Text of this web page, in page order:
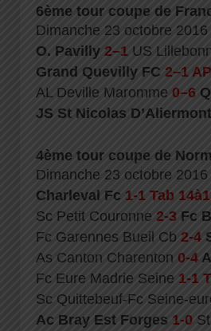
6ème tour coupe de
Dimanche 23 octobre 2016
O. Pavilly 2–1 US
Grand Quevilly FC 2–1 AP
AL Deville Maromme 0–6
JS St Nicolas D’Aliermont
4ème tour coupe de
Dimanche 23 octobre
Charleval Fc 1-1 Tab
Sc Petit Couronne 2-3 Fc
Fc Garennes Bueil Cb 2-4
As Canton Charenton 0-4
Fc Eure Madrie Seine 1-1
Sc Quittebeuf-Fc Seine-
Ac Bray Est Forges 1-0